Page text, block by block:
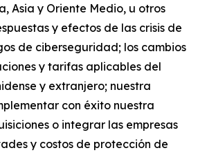
Asia y Oriente Medio, u otros
y efectos de las crisis de
de ciberseguridad; los cambios
y tarifas aplicables del
y extranjero; nuestra
con éxito nuestra
o integrar las empresas
y costos de protección de